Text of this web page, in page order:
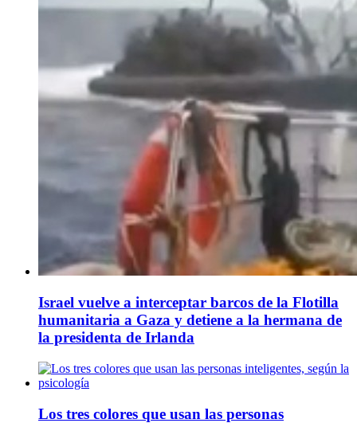
Israel vuelve a interceptar barcos de la Flotilla
humanitaria a Gaza y detiene a la hermana de
la presidenta de Irlanda
Los tres colores que usan las personas